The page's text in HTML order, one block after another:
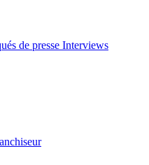
de presse Interviews